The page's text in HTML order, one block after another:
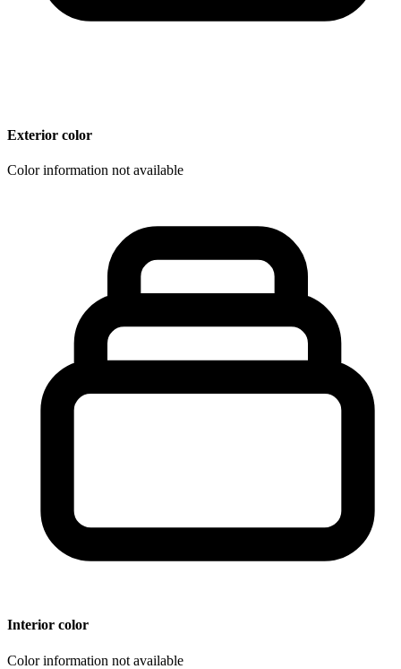
Exterior color
Color information not available
Interior color
Color information not available